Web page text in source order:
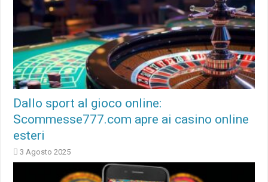
Dallo sport al gioco online:
Scommesse777.com apre ai casino online
esteri
3 Agosto 2025